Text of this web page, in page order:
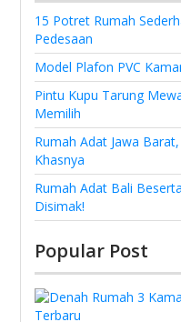
15 Potret Rumah
Pedesaan
Model Plafon PVC
Pintu Kupu Tarung
Memilih
Rumah Adat Jawa
Khasnya
Rumah Adat Bali
Disimak!
Popular Post